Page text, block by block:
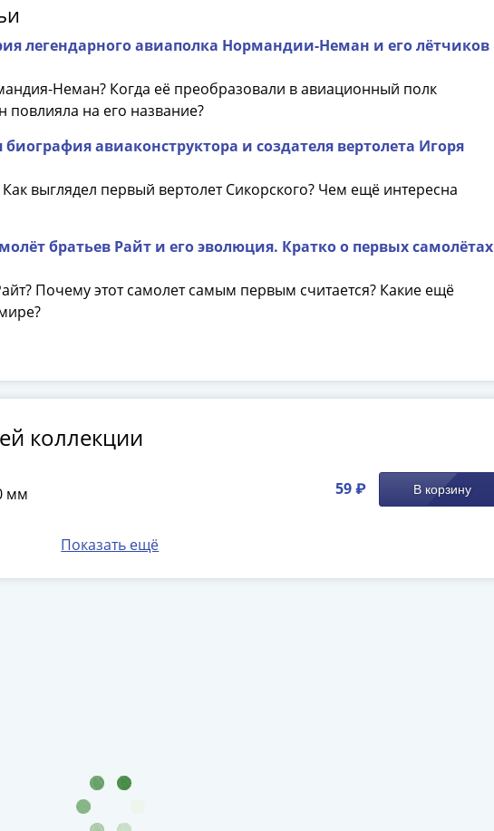
легендарного авиаполка Нормандии-Неман и его лётчиков
Неман? Когда её преобразовали в авиационный полк
на его название?
авиаконструктора и создателя вертолета Игоря
выглядел первый вертолет Сикорского? Чем ещё интересна
братьев Райт и его эволюция. Кратко о первых самолётах
Почему этот самолет самым первым считается? Какие ещё
коллекции
мм 59 ₽ В корзину
Показать ещё